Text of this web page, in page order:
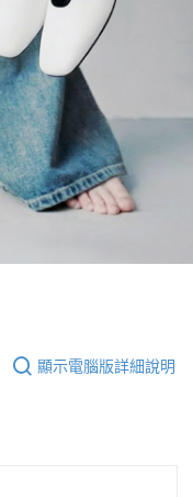
顯示電腦版詳細說明